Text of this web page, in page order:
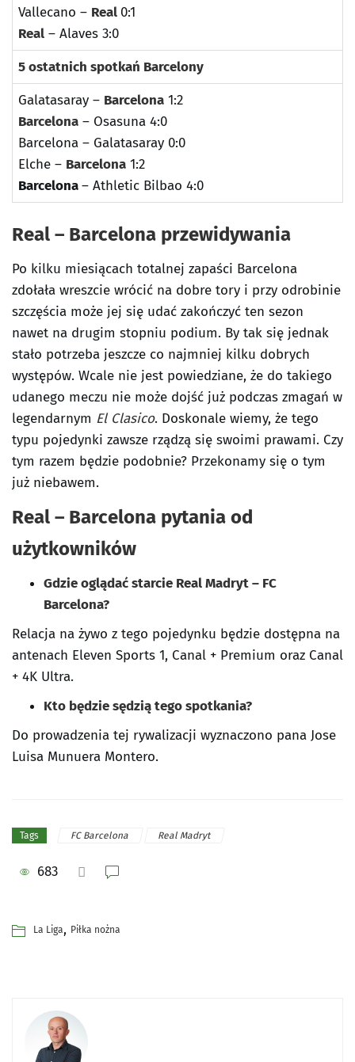
Vallecano – Real 0:1
Real – Alaves 3:0
5 ostatnich spotkań Barcelony
Galatasaray – Barcelona 1:2
Barcelona – Osasuna 4:0
Barcelona – Galatasaray 0:0
Elche – Barcelona 1:2
Barcelona– Athletic Bilbao 4:0
Real – Barcelona przewidywania
Po kilku miesiącach totalnej zapaści Barcelona
zdołała wreszcie wrócić na dobre tory i przy odrobinie
szczęścia może jej się udać zakończyć ten sezon
nawet na drugim stopniu podium. By tak się jednak
stało potrzeba jeszcze co najmniej kilku dobrych
występów. Wcale nie jest powiedziane, że do takiego
udanego meczu nie może dojść już podczas zmagań w
legendarnym El Clasico. Doskonale wiemy, że tego
typu pojedynki zawsze rządzą się swoimi prawami. Czy
tym razem będzie podobnie? Przekonamy się o tym
już niebawem.
Real – Barcelona pytania od
użytkowników
Gdzie oglądać starcie Real Madryt – FC
Barcelona?
Relacja na żywo z tego pojedynku będzie dostępna na
antenach Eleven Sports 1, Canal + Premium oraz Canal
+ 4K Ultra.
Kto będzie sędzią tego spotkania?
Do prowadzenia tej rywalizacji wyznaczono pana Jose
Luisa Munuera Montero.
Tags FC Barcelona Real Madryt
683
La Liga, Piłka nożna